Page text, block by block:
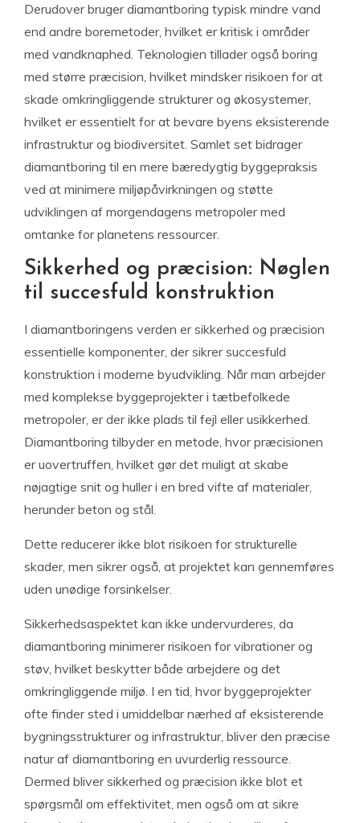
Derudover bruger diamantboring typisk mindre vand
end andre boremetoder, hvilket er kritisk i områder
med vandknaphed. Teknologien tillader også boring
med større præcision, hvilket mindsker risikoen for at
skade omkringliggende strukturer og økosystemer,
hvilket er essentielt for at bevare byens eksisterende
infrastruktur og biodiversitet. Samlet set bidrager
diamantboring til en mere bæredygtig byggepraksis
ved at minimere miljøpåvirkningen og støtte
udviklingen af morgendagens metropoler med
omtanke for planetens ressourcer.
Sikkerhed og præcision: Nøglen
til succesfuld konstruktion
I diamantboringens verden er sikkerhed og præcision
essentielle komponenter, der sikrer succesfuld
konstruktion i moderne byudvikling. Når man arbejder
med komplekse byggeprojekter i tætbefolkede
metropoler, er der ikke plads til fejl eller usikkerhed.
Diamantboring tilbyder en metode, hvor præcisionen
er uovertruffen, hvilket gør det muligt at skabe
nøjagtige snit og huller i en bred vifte af materialer,
herunder beton og stål.
Dette reducerer ikke blot risikoen for strukturelle
skader, men sikrer også, at projektet kan gennemføres
uden unødige forsinkelser.
Sikkerhedsaspektet kan ikke undervurderes, da
diamantboring minimerer risikoen for vibrationer og
støv, hvilket beskytter både arbejdere og det
omkringliggende miljø. I en tid, hvor byggeprojekter
ofte finder sted i umiddelbar nærhed af eksisterende
bygningsstrukturer og infrastruktur, bliver den præcise
natur af diamantboring en uvurderlig ressource.
Dermed bliver sikkerhed og præcision ikke blot et
spørgsmål om effektivitet, men også om at sikre